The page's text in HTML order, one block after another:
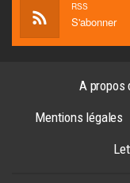
RSS
S'abonner
A propos
Mentions légales